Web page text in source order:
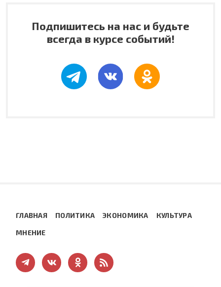
Подпишитесь на нас и будьте
всегда в курсе событий!
ГЛАВНАЯ ПОЛИТИКА ЭКОНОМИКА КУЛЬТУРА
МНЕНИЕ